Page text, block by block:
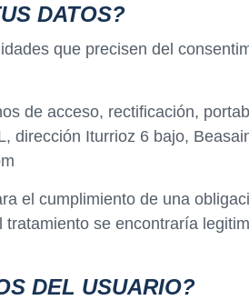
DATOS?
que precisen del
de acceso, rectificación,
dirección Iturrioz 6 bajo,
el cumplimiento de una
se encontraría
DEL USUARIO?